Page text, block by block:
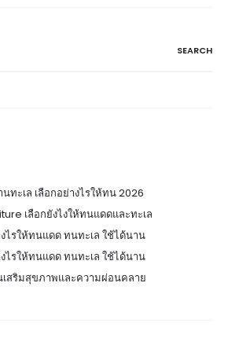
ะเล เลือกอย่างไรให้ทน 2026
เลือกยังไงให้ทนแดดและทะเล
ไรให้ทนแดด ทนทะเล ใช้ได้นาน
ไรให้ทนแดด ทนทะเล ใช้ได้นาน
สริมสุขภาพและความผ่อนคลาย